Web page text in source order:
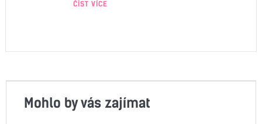
ČÍST VÍCE
Mohlo by vás zajímat